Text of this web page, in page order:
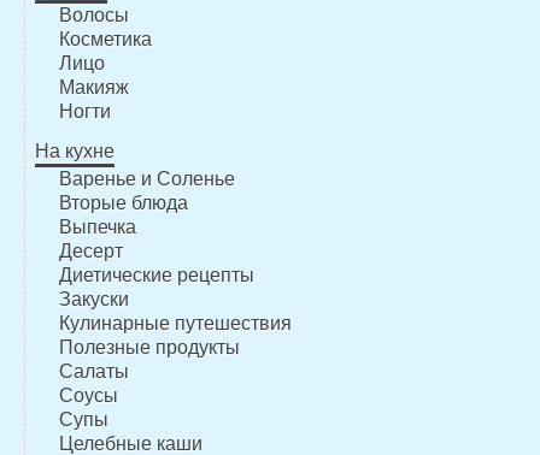
Волосы
Косметика
Лицо
Макияж
Ногти
На кухне
Варенье и Соленье
Вторые блюда
Выпечка
Десерт
Диетические рецепты
Закуски
Кулинарные путешествия
Полезные продукты
Салаты
Соусы
Супы
Целебные каши